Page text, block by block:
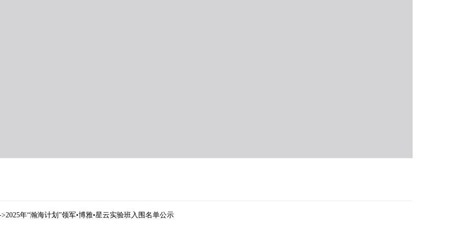
年“瀚海计划”领军•博雅•星云实验班入围名单公示